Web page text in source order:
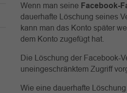
Wenn man seine Facebook-
dauerhafte Löschung seines
kann man das Konto später
dem Konto zugefügt hat.
Die Löschung der Facebook-
uneingeschränktem Zugriff
Wie eine dauerhafte